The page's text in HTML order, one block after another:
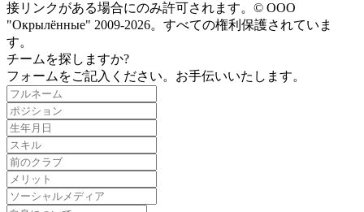
接リンクがある場合にのみ許可されます。© ООО
"Окрылённые" 2009-2026。すべての権利保護されていま
す。
チームを探しますか?
フォームをご記入ください。お手伝いいたします。